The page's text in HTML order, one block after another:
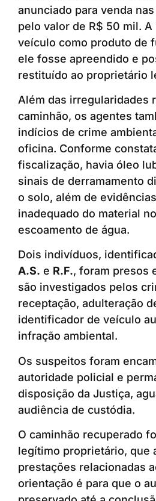
anunciado para venda
pelo valor de R$ 50 mil.
veículo como produto de
ele fosse apreendido e
restituído ao proprietário
Além das irregularidades
caminhão, os agentes
indícios de crime
oficina. Conforme
fiscalização, havia óleo
sinais de derramamento
o solo, além de
inadequado do material
escoamento de água.
Dois indivíduos,
A.S. e R.F., foram presos
são investigados pelos
receptação, adulteração
identificador de veículo
infração ambiental.
Os suspeitos foram
autoridade policial e
disposição da Justiça,
audiência de custódia.
O caminhão recuperado
legítimo proprietário, que
prestações relacionadas
orientação é para que o